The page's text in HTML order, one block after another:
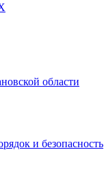
области
и безопасность